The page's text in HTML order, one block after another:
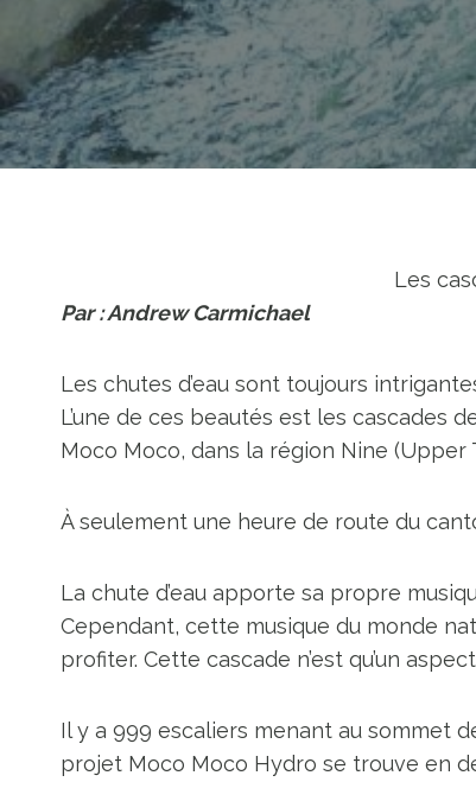
Les
Par : Andrew Carmichael
Les chutes d’eau sont toujours
L’une de ces beautés est les cascades
Moco Moco, dans la région Nine (Upper
À seulement une heure de route du
La chute d’eau apporte sa propre
Cependant, cette musique du monde
profiter. Cette cascade n’est qu’un
Il y a 999 escaliers menant au sommet
projet Moco Moco Hydro se trouve en